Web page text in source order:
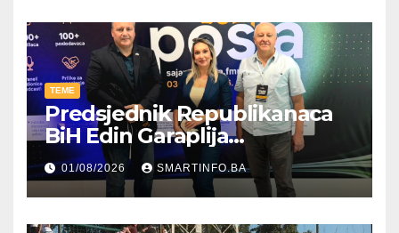
TEME
Predsjednik Republikanaca
BiH Edin Garaplija
prisustvovao prezentaciji
Federalnog sajma
zapošljavanja
01/08/2026 SMARTINFO.BA